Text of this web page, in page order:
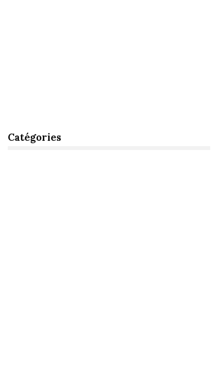
Catégories